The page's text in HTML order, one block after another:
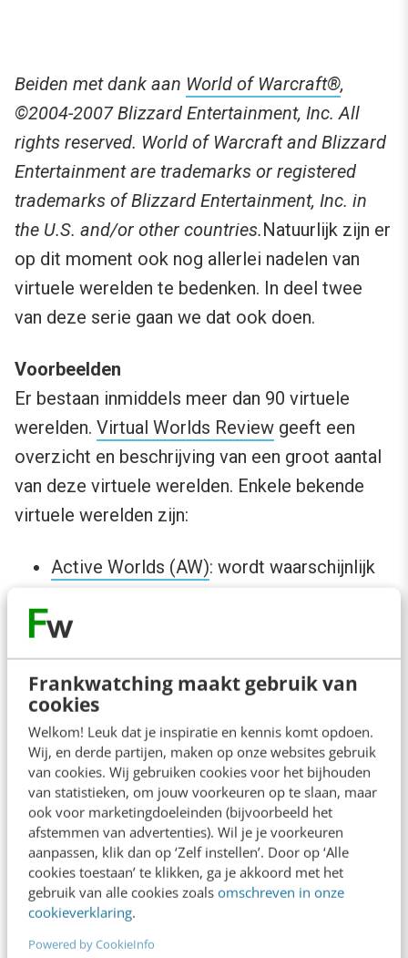
Frankwatching maakt gebruik van
cookies
Welkom! Leuk dat je inspiratie en kennis komt opdoen.
Wij, en derde partijen, maken op onze websites gebruik
van cookies. Wij gebruiken cookies voor het bijhouden
van statistieken, om jouw voorkeuren op te slaan, maar
ook voor marketingdoeleinden (bijvoorbeeld het
afstemmen van advertenties). Wil je je voorkeuren
aanpassen, klik dan op ‘Zelf instellen’. Door op ‘Alle
cookies toestaan’ te klikken, ga je akkoord met het
gebruik van alle cookies zoals omschreven in onze
cookieverklaring.
Powered by CookieInfo
Beiden met dank aan World of Warcraft®,
©2004-2007 Blizzard Entertainment, Inc. All
rights reserved. World of Warcraft and Blizzard
Entertainment are trademarks or registered
trademarks of Blizzard Entertainment, Inc. in
the U.S. and/or other countries.Natuurlijk zijn er
op dit moment ook nog allerlei nadelen van
virtuele werelden te bedenken. In deel twee
van deze serie gaan we dat ook doen.
Voorbeelden
Er bestaan inmiddels meer dan 90 virtuele
werelden. Virtual Worlds Review geeft een
overzicht en beschrijving van een groot aantal
van deze virtuele werelden. Enkele bekende
virtuele werelden zijn:
Active Worlds (AW): wordt waarschijnlijk
educatieve virtuele werelden.
Second Life:bedoeld voor iedereen, maar
wordt vooral door volwassenen bezocht
en is recent veel in de media.
World of Warcraft (WoW): voor
iedereen, MMORPG(massively
multiplayer online roleplayer game), kent
wereldwijd waarschijnlijk het grootste
aantal spelers.
Habbohotel:het populairste hotel voor
kinderen van 14 tot 17 jaar met zowel
amusements- als educatieve